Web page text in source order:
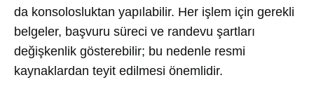
da konsolosluktan yapılabilir. Her işlem için gerekli
belgeler, başvuru süreci ve randevu şartları
değişkenlik gösterebilir; bu nedenle resmi
kaynaklardan teyit edilmesi önemlidir.